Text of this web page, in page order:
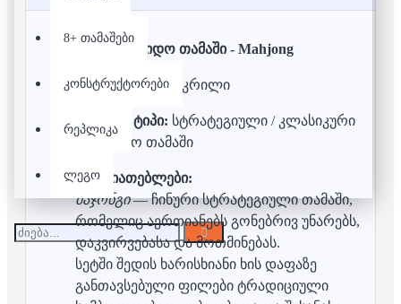
8+ თამაშები
კონსტრუქტორები
რეპლიკა
ლეგო
სამაგიდო თამაში - Mahjong
მასალა:ხე და აკრილი
თამაშის ტიპი: სტრატეგიული / კლასიკური
სამაგიდო თამაში
მახასიათებლები:
მაჯონგი— ჩინური სტრატეგიული თამაში,
რომელიც აერთიანებს გონებრივ უნარებს,
დაკვირვებასა და მოთმინებას.
სეტში შედის ხარისხიანი ხის დაფაზე
განთავსებული ფილები ტრადიციული